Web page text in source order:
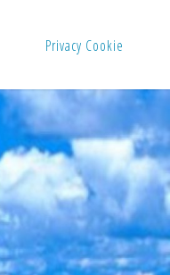
Privacy Cookie